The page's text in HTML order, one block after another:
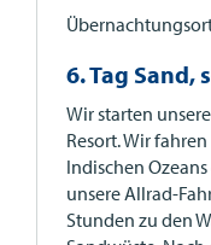
6. Tag Sand,
Wir starten
Resort. Wir
Indischen
unsere Allrad-
Stunden zu den